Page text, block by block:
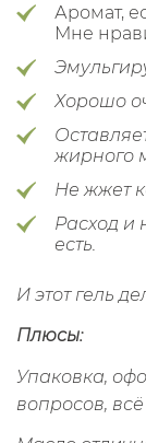
Аромат,
Мне
Хорошо
жирного
Не жжет
Расход и
есть.
И этот гель
Плюсы:
Упаковка,
вопросов,